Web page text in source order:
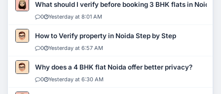
What should I verify before booking 3 BHK flats in Noida?
0 Yesterday at 8:01 AM
How to Verify property in Noida Step by Step
0 Yesterday at 6:57 AM
Why does a 4 BHK flat Noida offer better privacy?
0 Yesterday at 6:30 AM